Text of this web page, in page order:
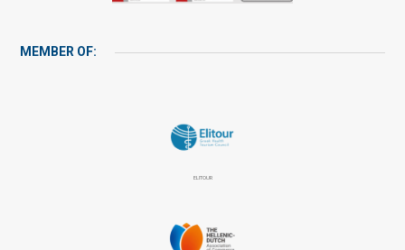
MEMBER OF:
ELITOUR